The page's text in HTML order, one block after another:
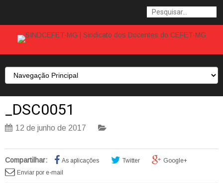
_DSC0051
12 de junho de 2017
Compartilhar: As aplicações Twitter
Google+
Enviar por e-mail